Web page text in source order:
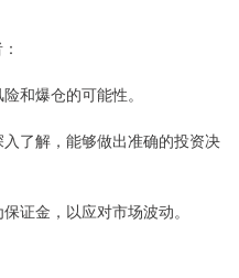
和爆仓的可能性。
了解，能够做出准确的投资决
证金，以应对市场波动。